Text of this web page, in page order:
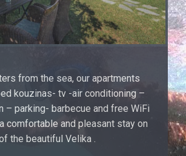
from the sea, our apartments
kouzinas- tv -air conditioning –
– parking- barbecue and free WiFi
comfortable and pleasant stay on
the beautiful Velika .